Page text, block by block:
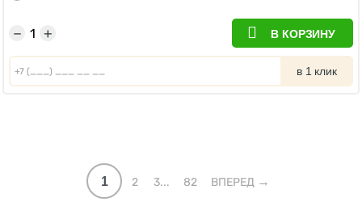
+
− В КОРЗИНУ
в 1 клик
1 2 3... 82 ВПЕРЕД